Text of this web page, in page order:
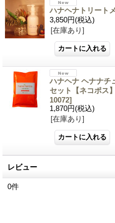
ハナヘナトリート
3,850円(税込)
[在庫あり]
ハナヘナ ヘナナチ
セット【ネコポス
10072]
1,870円(税込)
[在庫あり]
レビュー
0件